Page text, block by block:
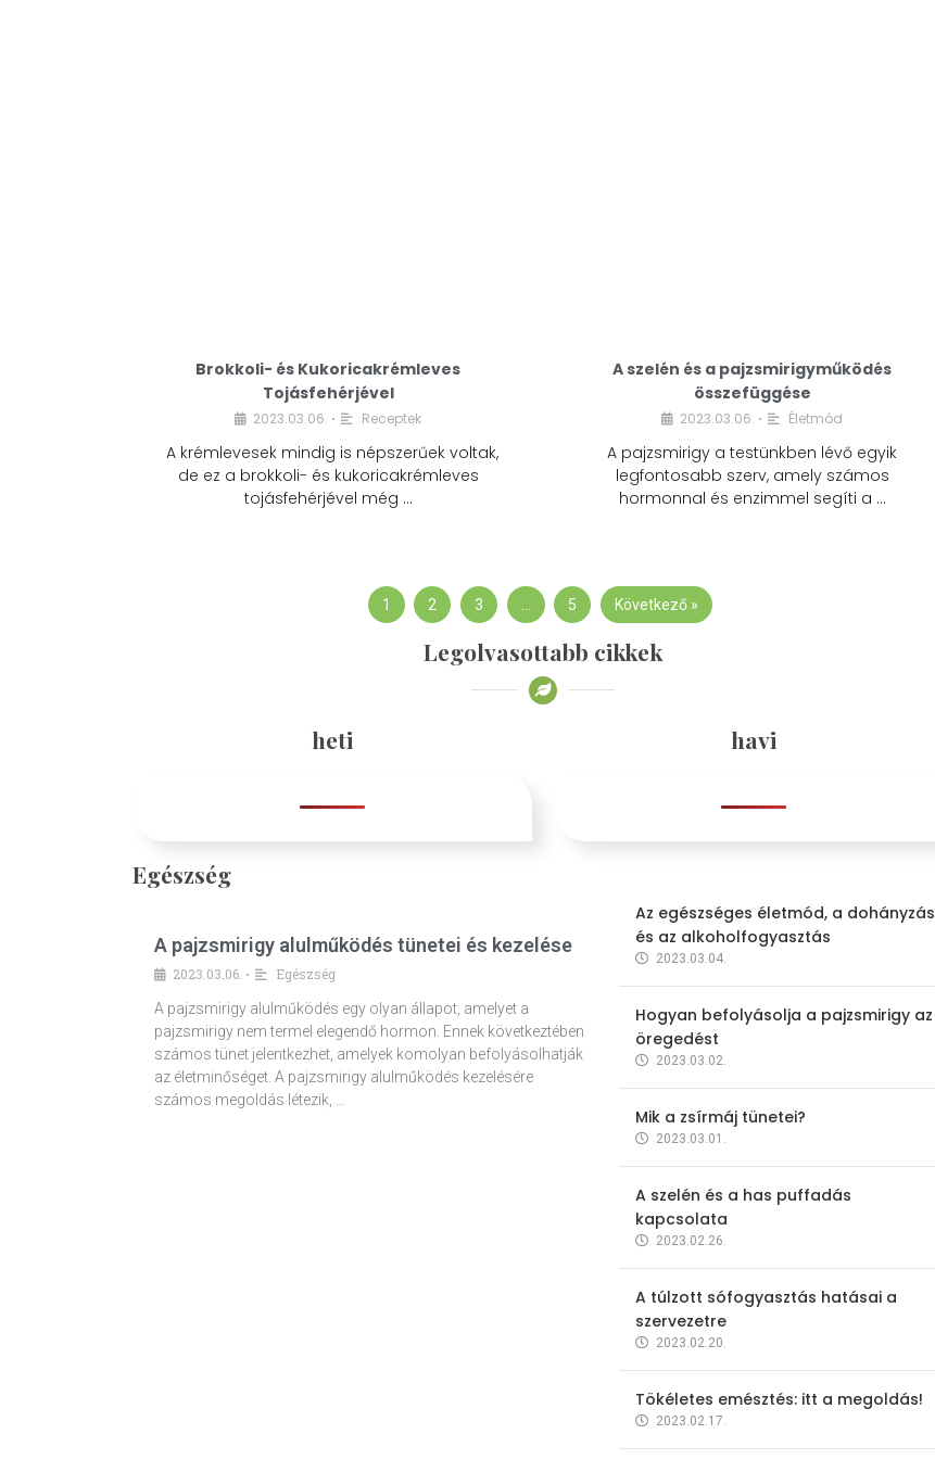
Brokkoli- és Kukoricakrémleves
Tojásfehérjével
2023.03.06. • Receptek
A krémlevesek mindig is népszerűek voltak,
de ez a brokkoli- és kukoricakrémleves
tojásfehérjével még …
A szelén és a pajzsmirigyműködés
összefüggése
2023.03.06. • Életmód
A pajzsmirigy a testünkben lévő egyik
legfontosabb szerv, amely számos
hormonnal és enzimmel segíti a …
1 2 3 5 Következő »
Legolvasottabb cikkek
heti havi
Egészség
A pajzsmirigy alulműködés tünetei és kezelése
2023.03.06. •
Egészség
A pajzsmirigy alulműködés egy olyan állapot, amelyet a
pajzsmirigy nem termel elegendő hormon. Ennek következtében
számos tünet jelentkezhet, amelyek komolyan befolyásolhatják
az életminőséget. A pajzsmirigy alulműködés kezelésére
számos megoldás létezik, …
Az egészséges életmód, a dohányzás
és az alkoholfogyasztás
2023.03.04.
Hogyan befolyásolja a pajzsmirigy az
öregedést
2023.03.02.
Mik a zsírmáj tünetei?
2023.03.01.
A szelén és a has puffadás
kapcsolata
2023.02.26.
A túlzott sófogyasztás hatásai a
szervezetre
2023.02.20.
Tökéletes emésztés: itt a megoldás!
2023.02.17.